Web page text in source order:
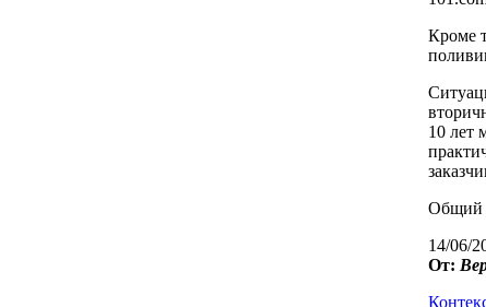
Кроме
10 лет
Общий
14/06/
От: